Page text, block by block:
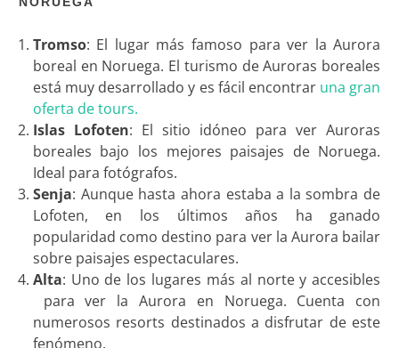
Tromso: El lugar más famoso para ver la Aurora
boreal en Noruega. El turismo de Auroras boreales
está muy desarrollado y es fácil encontrar una gran
oferta de tours.
Islas Lofoten: El sitio idóneo para ver Auroras
boreales bajo los mejores paisajes de Noruega.
Ideal para fotógrafos.
Senja: Aunque hasta ahora estaba a la sombra de
Lofoten, en los últimos años ha ganado
popularidad como destino para ver la Aurora bailar
sobre paisajes espectaculares.
Alta: Uno de los lugares más al norte y accesibles
para ver la Aurora en Noruega. Cuenta con
numerosos resorts destinados a disfrutar de este
fenómeno.